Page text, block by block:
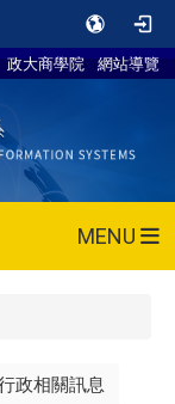
政大商學院 網站導覽
MENU
政相關訊息